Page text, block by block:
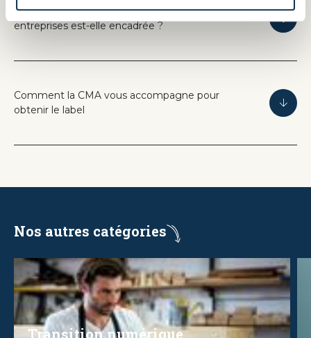
La bonne utilisation du label RGE par les
entreprises est-elle encadrée ?
Comment la CMA vous accompagne pour
obtenir le label
Nos autres catégories
Transition numérique